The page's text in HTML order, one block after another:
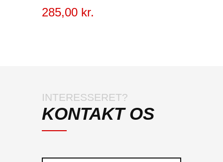
285,00 kr.
INTERESSERET?
KONTAKT OS